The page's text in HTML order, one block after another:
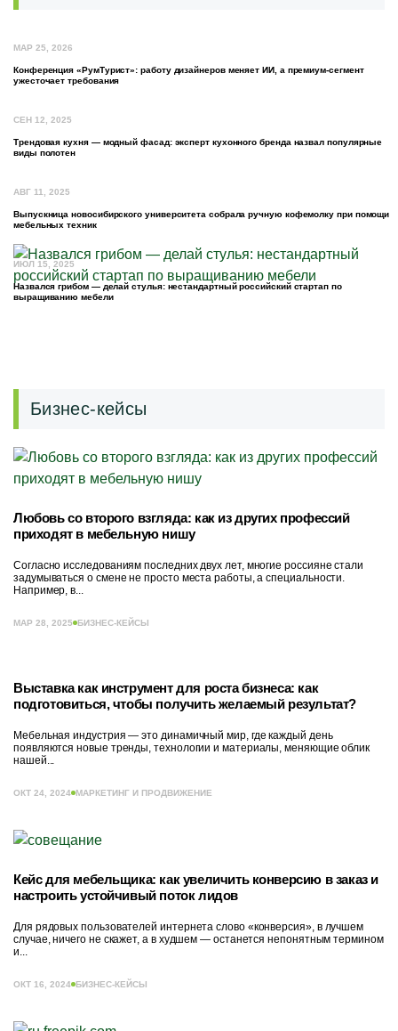
МАР 25, 2026
Конференция «РумТурист»: работу дизайнеров меняет ИИ, а премиум-сегмент
ужесточает требования
СЕН 12, 2025
Трендовая кухня — модный фасад: эксперт кухонного бренда назвал популярные
виды полотен
АВГ 11, 2025
Выпускница новосибирского университета собрала ручную кофемолку при помощи
мебельных техник
ИЮЛ 15, 2025
Назвался грибом — делай стулья: нестандартный российский стартап по
выращиванию мебели
Бизнес-кейсы
Любовь со второго взгляда: как из других профессий
приходят в мебельную нишу
Согласно исследованиям последних двух лет, многие россияне стали
задумываться о смене не просто места работы, а специальности.
Например, в...
МАР 28, 2025 БИЗНЕС-КЕЙСЫ
Выставка как инструмент для роста бизнеса: как
подготовиться, чтобы получить желаемый результат?
Мебельная индустрия — это динамичный мир, где каждый день
появляются новые тренды, технологии и материалы, меняющие облик
нашей...
ОКТ 24, 2024 МАРКЕТИНГ И ПРОДВИЖЕНИЕ
Кейс для мебельщика: как увеличить конверсию в заказ и
настроить устойчивый поток лидов
Для рядовых пользователей интернета слово «конверсия», в лучшем
случае, ничего не скажет, а в худшем — останется непонятным термином
и...
ОКТ 16, 2024 БИЗНЕС-КЕЙСЫ